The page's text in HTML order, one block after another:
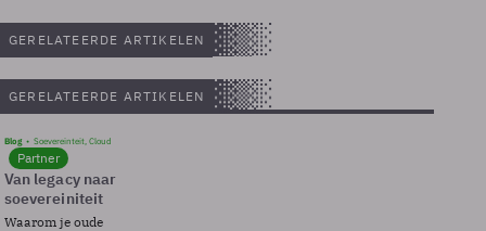
GERELATEERDE ARTIKELEN
GERELATEERDE ARTIKELEN
Blog Soevereinteit, Cloud
Partner
Van legacy naar
soevereiniteit
Waarom je oude